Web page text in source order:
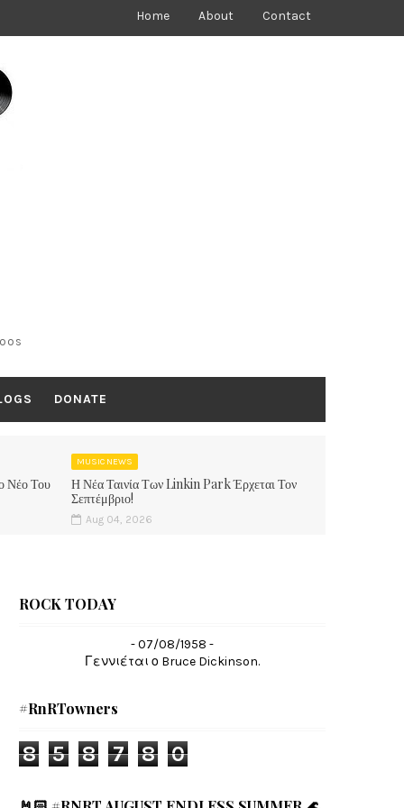
Home About Contact
DONATE
Νέο Του
MUSIC NEWS
Η Νέα Ταινία Των Linkin Park Έρχεται Τον
Σεπτέμβριο!
Aug 04, 2026
ROCK TODAY
- 07/08/1958 -
Γεννιέται ο Bruce Dickinson.
#RnRTowners
8 5 8 7 8 0